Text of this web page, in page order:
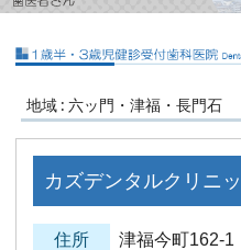
地域 : 六ッ門・津福・長門石
カズデンタルクリニ
住所 津福今町162-1